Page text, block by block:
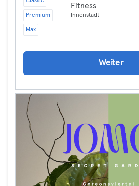
Premium
Max
Fitness
Innenstadt
Weiter